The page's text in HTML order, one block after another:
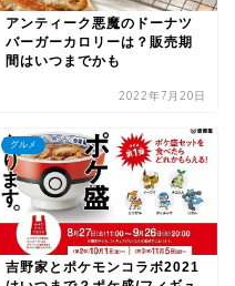
アンティーク悪魔のドーナツ
バーガーカロリーは？販売期
間はいつまでかも
2022年7月20日
グルメ
吉野家とポケモンコラボ2021